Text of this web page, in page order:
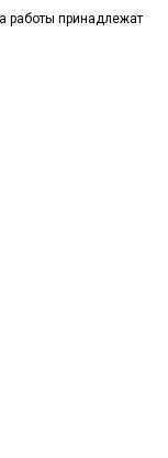
работы принадлежат